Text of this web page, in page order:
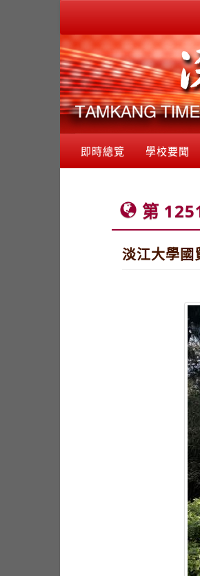
即時總覽 學校要聞
第
淡江大學國